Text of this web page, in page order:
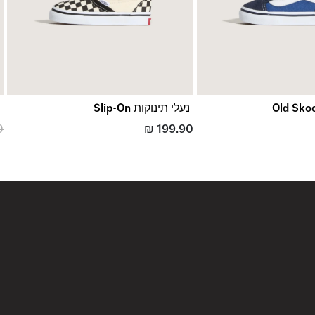
נעלי תינוקות Slip-On
₪ 199.90